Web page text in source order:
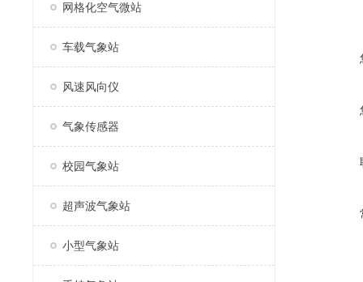
网格化空气微站
车载气象站
风速风向仪
气象传感器
校园气象站
超声波气象站
小型气象站